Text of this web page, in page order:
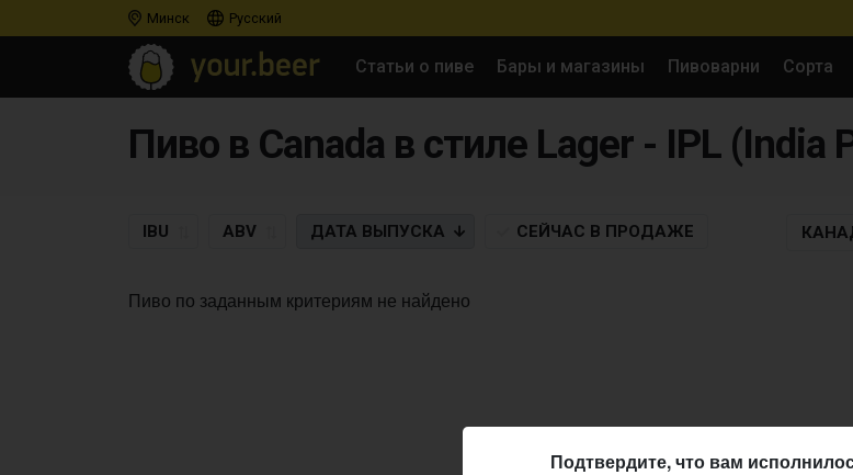
Минск Русский
Статьи о пиве Бары и магазины Пивоварни Сорта
Пиво в Canada в стиле Lager - IPL (India
IBU ABV ДАТА ВЫПУСКА СЕЙЧАС В ПРОДАЖЕ
Пиво по заданным критериям не найдено
Подтвердите, что вам